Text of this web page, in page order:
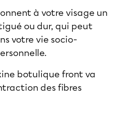
à votre visage un
ou dur, qui peut
votre vie socio-
botulique front va
des fibres